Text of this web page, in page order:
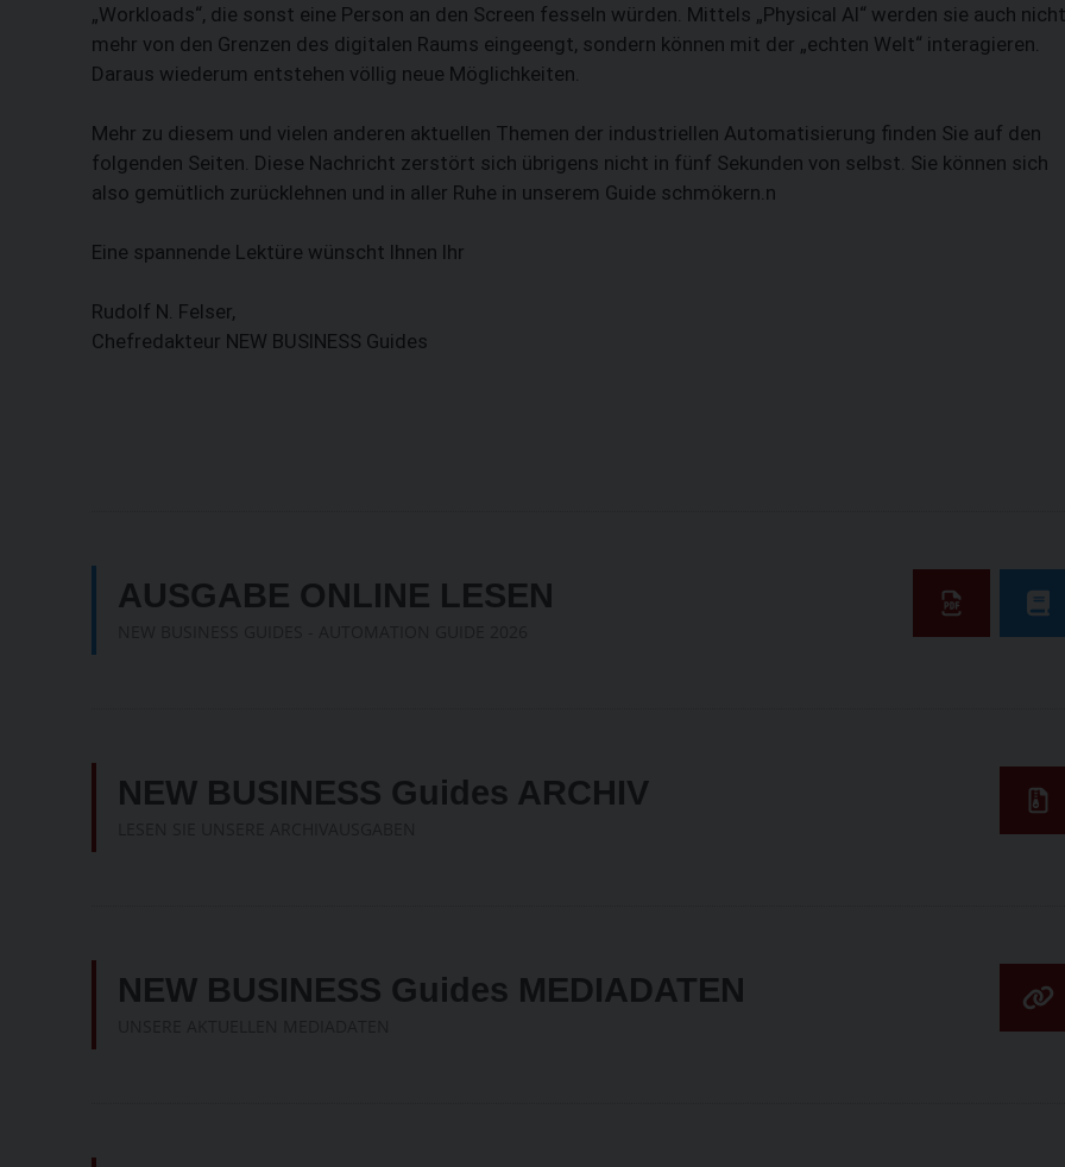
„Workloads“, die sonst eine Person an den Screen fesseln würden. Mittels „Physical AI“ werden sie auch nicht
mehr von den Grenzen des digitalen Raums eingeengt, sondern können mit der „echten Welt“ interagieren.
Daraus wiederum entstehen völlig neue Möglichkeiten.
Mehr zu diesem und vielen anderen aktuellen Themen der industriellen Automatisierung ­finden Sie auf den
folgenden Seiten. Diese Nachricht zerstört sich übrigens nicht in fünf Sekunden von selbst. Sie können sich
also gemütlich zurücklehnen und in aller Ruhe in unserem Guide schmökern.n
Eine spannende Lektüre wünscht Ihnen Ihr
Rudolf N. Felser,
Chefredakteur NEW BUSINESS Guides
AUSGABE ONLINE LESEN
NEW BUSINESS Guides ARCHIV
NEW BUSINESS Guides MEDIADATEN